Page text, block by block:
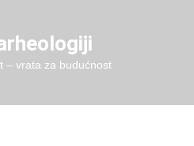
– vrata za budućnost